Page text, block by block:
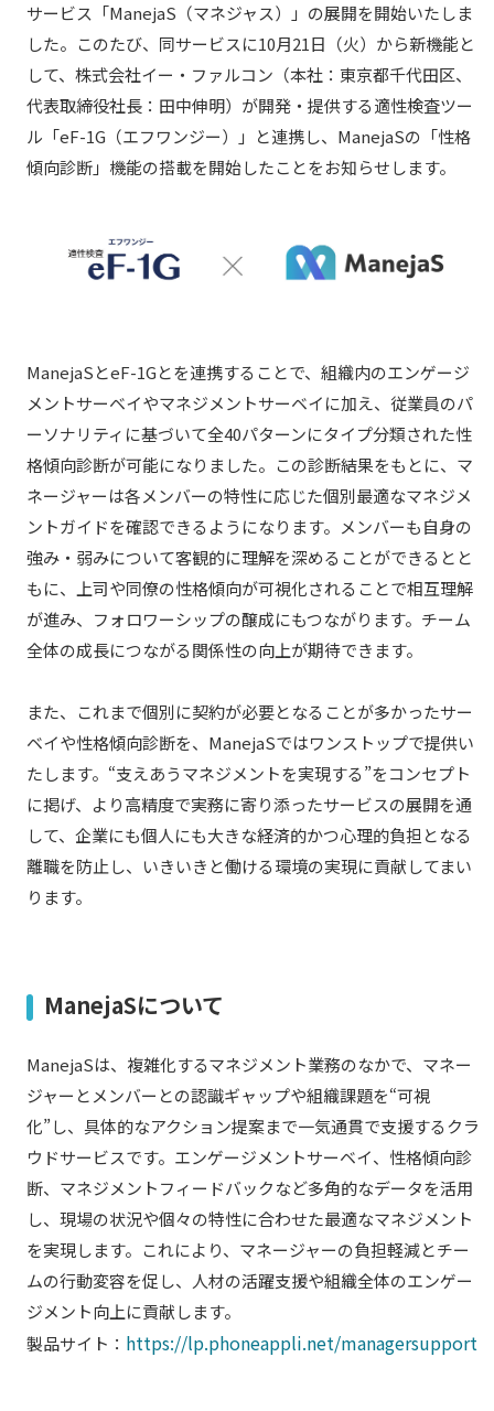
サービス「ManejaS（マネジャス）」の展開を開始いたしま
した。このたび、同サービスに10月21日（火）から新機能と
して、株式会社イー・ファルコン（本社：東京都千代田区、
代表取締役社長：田中伸明）が開発・提供する適性検査ツー
ル「eF-1G（エフワンジー）」と連携し、ManejaSの「性格
傾向診断」機能の搭載を開始したことをお知らせします。
ManejaSとeF-1Gとを連携することで、組織内のエンゲージ
メントサーベイやマネジメントサーベイに加え、従業員のパ
ーソナリティに基づいて全40パターンにタイプ分類された性
格傾向診断が可能になりました。この診断結果をもとに、マ
ネージャーは各メンバーの特性に応じた個別最適なマネジメ
ントガイドを確認できるようになります。メンバーも自身の
強み・弱みについて客観的に理解を深めることができるとと
もに、上司や同僚の性格傾向が可視化されることで相互理解
が進み、フォロワーシップの醸成にもつながります。チーム
全体の成長につながる関係性の向上が期待できます。
また、これまで個別に契約が必要となることが多かったサー
ベイや性格傾向診断を、ManejaSではワンストップで提供い
たします。“支えあうマネジメントを実現する”をコンセプト
に掲げ、より高精度で実務に寄り添ったサービスの展開を通
して、企業にも個人にも大きな経済的かつ心理的負担となる
離職を防止し、いきいきと働ける環境の実現に貢献してまい
ります。
ManejaSについて
ManejaSは、複雑化するマネジメント業務のなかで、マネー
ジャーとメンバーとの認識ギャップや組織課題を“可視
化”し、具体的なアクション提案まで一気通貫で支援するクラ
ウドサービスです。エンゲージメントサーベイ、性格傾向診
断、マネジメントフィードバックなど多角的なデータを活用
し、現場の状況や個々の特性に合わせた最適なマネジメント
を実現します。これにより、マネージャーの負担軽減とチー
ムの行動変容を促し、人材の活躍支援や組織全体のエンゲー
ジメント向上に貢献します。
製品サイト： https://lp.phoneappli.net/managersupport